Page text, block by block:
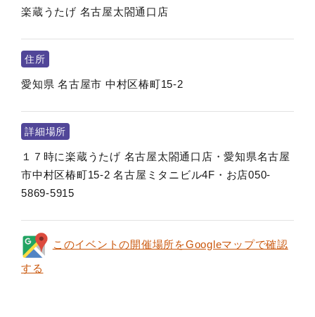
楽蔵うたげ 名古屋太閤通口店
住所
愛知県 名古屋市 中村区椿町15-2
詳細場所
１７時に楽蔵うたげ 名古屋太閤通口店・愛知県名古屋
市中村区椿町15-2 名古屋ミタニビル4F・お店050-
5869-5915
このイベントの開催場所をGoogleマップで確認
する